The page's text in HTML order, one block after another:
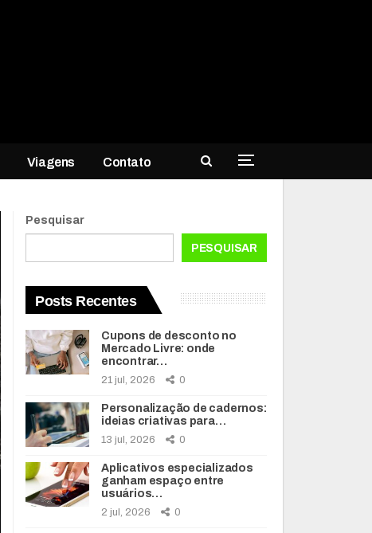
Viagens Contato
Pesquisar
PESQUISAR
Posts Recentes
Cupons de desconto no
Mercado Livre: onde
encontrar…
21 jul, 2026 0
Personalização de cadernos:
ideias criativas para…
13 jul, 2026 0
Aplicativos especializados
ganham espaço entre
usuários…
2 jul, 2026 0